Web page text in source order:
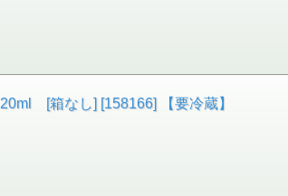
[箱なし] [158166] 【要冷蔵】